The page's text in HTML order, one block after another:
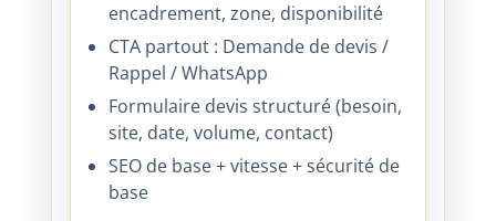
encadrement, zone, disponibilité
CTA partout : Demande de devis /
Rappel / WhatsApp
Formulaire devis structuré (besoin,
site, date, volume, contact)
SEO de base + vitesse + sécurité de
base